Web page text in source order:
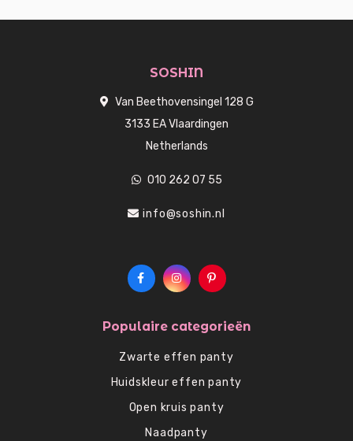
SOSHIN
Van Beethovensingel 128 G
3133 EA Vlaardingen
Netherlands
010 262 07 55
info@soshin.nl
Populaire categorieën
Zwarte effen panty
Huidskleur effen panty
Open kruis panty
Naadpanty